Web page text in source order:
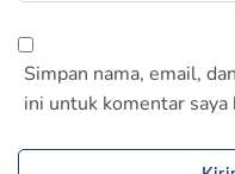
Simpan nama, email,
ini untuk komentar saya